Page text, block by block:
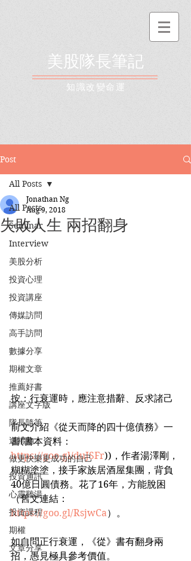
美股隊長筆記
​知識改變命運
Post
All Posts
Seminar
Interview
美股分析
投資心理
投資講座
傳媒訪問
高手訪問
數據分享
期權文章
推薦好書
講座文字版
隊長隨筆
送禮物
做更快樂更成功的自己
投資通訊
心靈雞湯
投資課程
期權
文章分享
All Posts
失敗人生 兩招翻身
Jonathan Ng
Aug 9, 2018
按：行衰運時，應注意措辭、反求諸己
前文介紹《從天而降的四十億債務》一
書(書本資料：
https://goo.gl/duJSFr))，作者湯澤剛，
糊糊塗塗，接手家族居酒屋集團，背負
40億日圓債務。花了16年，方能脫困
（舊文連結：
https://goo.gl/RsjwCa）。
如自問正行衰運，《從》書有翻身兩
招，愚見極具參考價值。